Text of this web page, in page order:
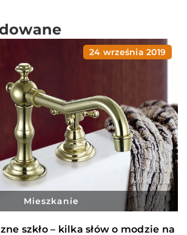
24 września 2019
Mieszkanie
szkło – kilka słów o modzie na